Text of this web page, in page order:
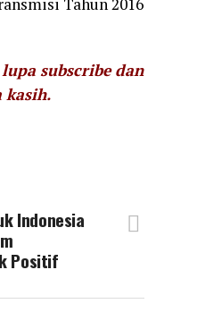
subscribe dan
kasih.
Indonesia
Positif